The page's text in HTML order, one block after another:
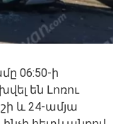
06:50-ի
են Լոռու
և 24-ամյա